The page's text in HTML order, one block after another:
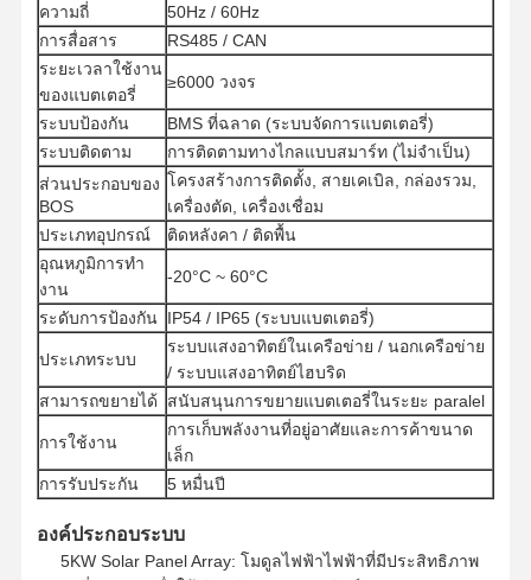
บ้าน ผลิตภัณฑ์ เกี่ยวกับเรา ทัวร์โรงงาน
ควบคุม
ระบบพลังงานแสงอาทิตย์ Pv
เครื่องกำเนิดพลังงานแสงอาทิตย์แบบพกพา
เครื่องใช้ในบ้าน
หลอดประดับ
ระบบพลังงานทดแทน
ความถี่
50Hz / 60Hz
การสื่อสาร
RS485 / CAN
ระยะเวลาใช้งาน
ของแบตเตอรี่
≥6000 วงจร
ระบบป้องกัน
BMS ที่ฉลาด (ระบบจัดการแบตเตอรี่)
ระบบติดตาม
การติดตามทางไกลแบบสมาร์ท (ไม่จําเป็น)
ส่วนประกอบของ
BOS
โครงสร้างการติดตั้ง, สายเคเบิล, กล่องรวม,
เครื่องตัด, เครื่องเชื่อม
ประเภทอุปกรณ์
ติดหลังคา / ติดพื้น
อุณหภูมิการทํา
งาน
-20°C ~ 60°C
ระดับการป้องกัน IP54 / IP65 (ระบบแบตเตอรี่)
ประเภทระบบ
ระบบแสงอาทิตย์ในเครือข่าย / นอกเครือข่าย
/ ระบบแสงอาทิตย์ไฮบริด
สามารถขยายได้
สนับสนุนการขยายแบตเตอรี่ในระยะ paralel
การใช้งาน
การเก็บพลังงานที่อยู่อาศัยและการค้าขนาด
เล็ก
การรับประกัน
5 หมื่นปี
องค์ประกอบระบบ
5KW Solar Panel Array: โมดูลไฟฟ้าไฟฟ้าที่มีประสิทธิภาพ